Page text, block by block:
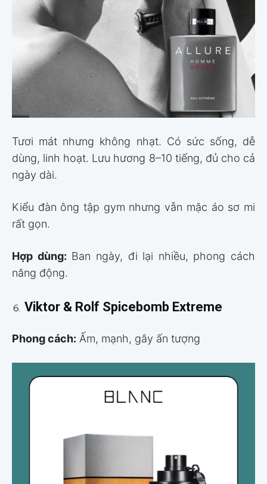
Tươi mát nhưng không nhạt. Có sức sống, dễ
dùng, linh hoạt. Lưu hương 8–10 tiếng, đủ cho cả
ngày dài.
Kiểu đàn ông tập gym nhưng vẫn mặc áo sơ mi
rất gọn.
Hợp dùng: Ban ngày, đi lại nhiều, phong cách
năng động.
Viktor & Rolf Spicebomb Extreme
Phong cách: Ấm, mạnh, gây ấn tượng